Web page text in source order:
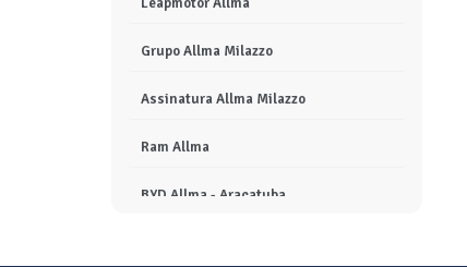
Leapmotor Allma
Grupo Allma Milazzo
Assinatura Allma Milazzo
Ram Allma
BYD Allma - Araçatuba